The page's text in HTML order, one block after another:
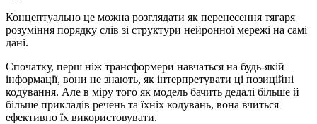
Концептуально це можна розглядати як перенесення тягаря
розуміння порядку слів зі структури нейронної мережі на самі
дані.
Спочатку, перш ніж трансформери навчаться на будь-якій
інформації, вони не знають, як інтерпретувати ці позиційні
кодування. Але в міру того як модель бачить дедалі більше й
більше прикладів речень та їхніх кодувань, вона вчиться
ефективно їх використовувати.